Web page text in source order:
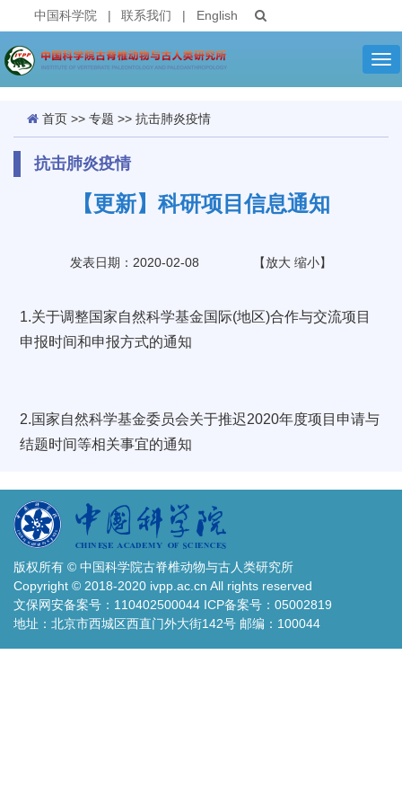
中国科学院 | 联系我们 | English
首页 >> 专题 >> 抗击肺炎疫情
抗击肺炎疫情
【更新】科研项目信息通知
发表日期：2020-02-08 【放大 缩小】
1.关于调整国家自然科学基金国际(地区)合作与交流项目
申报时间和申报方式的通知
2.国家自然科学基金委员会关于推迟2020年度项目申请与
结题时间等相关事宜的通知
版权所有 © 中国科学院古脊椎动物与古人类研究所
Copyright © 2018-2020 ivpp.ac.cn All rights reserved
文保网安备案号：110402500044 ICP备案号：05002819
地址：北京市西城区西直门外大街142号 邮编：100044